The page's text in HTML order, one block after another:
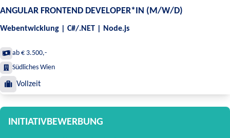
ANGULAR FRONTEND DEVELOPER*IN (M/W/D)
Webentwicklung | C#/.NET | Node.js
ab € 3.500,-
Südliches Wien
Vollzeit
INITIATIVBEWERBUNG